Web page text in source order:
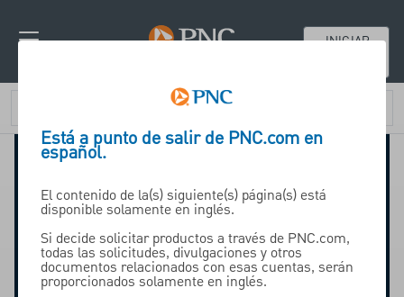
INICIAR
Banca corporativa
Consistent results
Está a punto de salir de PNC.com en
español.
El contenido de la(s) siguiente(s) página(s) está
disponible solamente en inglés.
Si decide solicitar productos a través de PNC.com,
todas las solicitudes, divulgaciones y otros
documentos relacionados con esas cuentas, serán
proporcionados solamente en inglés.